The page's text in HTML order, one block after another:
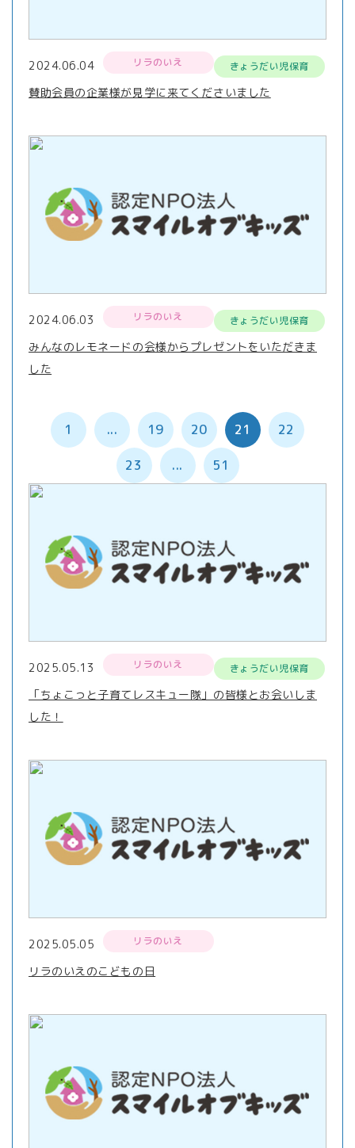
2024.06.04 リラのいえ きょうだい児保育
賛助会員の企業様が見学に来てくださいました
2024.06.03 リラのいえ きょうだい児保育
みんなのレモネードの会様からプレゼントをいただきま
した
1 ... 19 20 21 22
23 ... 51
2025.05.13 リラのいえ きょうだい児保育
「ちょこっと子育てレスキュー隊」の皆様とお会いしま
した！
2025.05.05 リラのいえ
リラのいえのこどもの日